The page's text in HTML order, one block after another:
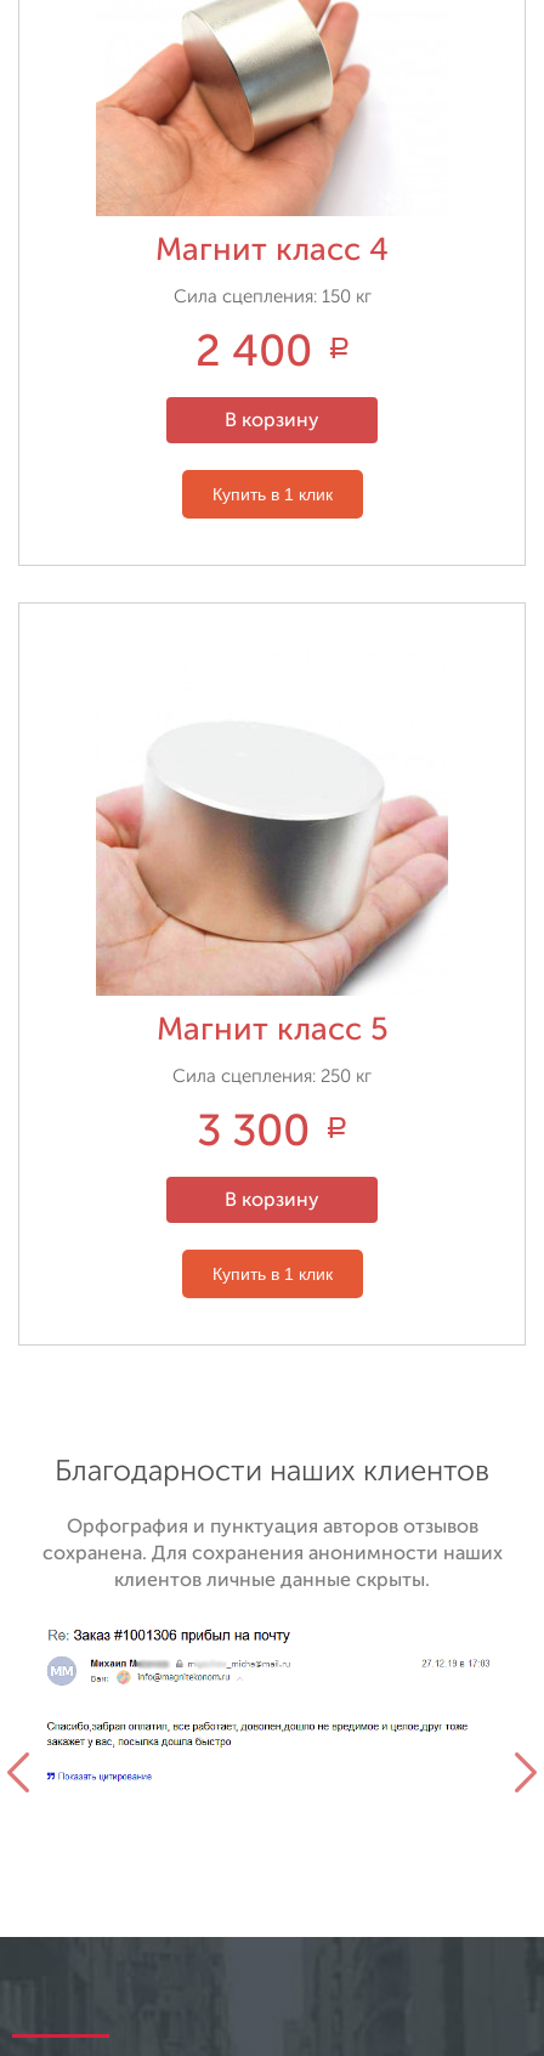
Магнит класс 4
Сила сцепления: 150 кг
2 400 Р
В корзину
Купить в 1 клик
Магнит класс 5
Сила сцепления: 250 кг
3 300 Р
В корзину
Купить в 1 клик
Благодарности наших клиентов
Орфография и пунктуация авторов отзывов
сохранена. Для сохранения анонимности наших
клиентов личные данные скрыты.